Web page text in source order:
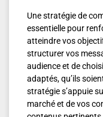
Une stratégie de
essentielle pour
atteindre vos
structurer vos
audience et de
adaptés, qu’ils
stratégie s’appuie
marché et de vos